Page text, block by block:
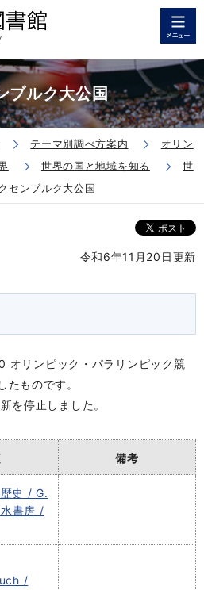
ブルク大公国
テーマ別調べ方案内
オリン
世界の国と地域を知る
世
センブルク大公国
令和6年11月20日更新
オリンピック・パラリンピック競
たものです。
を停止しました。
備考
史 / G.
書房 /
/